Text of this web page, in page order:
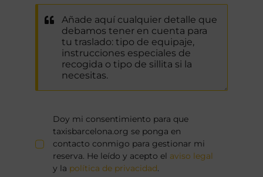
Doy mi consentimiento para que
taxisbarcelona.org se ponga en
contacto conmigo para gestionar mi
reserva. He leído y acepto el aviso legal
y la política de privacidad.